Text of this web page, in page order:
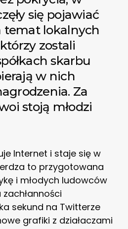
się pojawiać
temat lokalnych
zostali
skarbu
w nich
Za
stoją młodzi
Internet i staje się w
to przygotowana
i młodych ludowców
sekund na Twitterze
grafiki z działaczami